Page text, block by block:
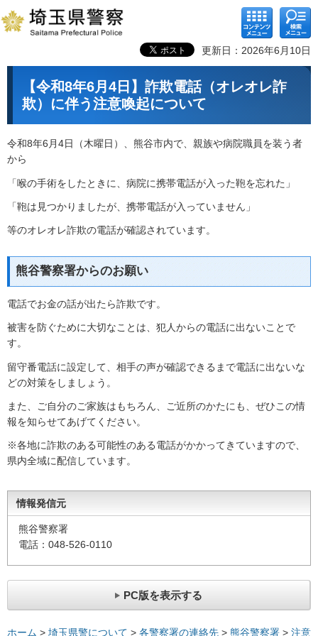
コンテ
ンツメ
ニュー
検索メ
ニュー
更新日：2026年6月10日
【令和8年6月4日】詐欺電話（オレオレ詐
欺）に伴う注意喚起について
令和8年6月4日（木曜日）、熊谷市内で、親族や病院職員を装う者
から
「喉の手術をしたときに、病院に携帯電話が入った鞄を忘れた」
「鞄は見つかりましたが、携帯電話が入っていません」
等のオレオレ詐欺の電話が確認されています。
熊谷警察署からのお願い
電話でお金の話が出たら詐欺です。
被害を防ぐために大切なことは、犯人からの電話に出ないことで
す。
留守番電話に設定して、相手の声が確認できるまで電話に出ないな
どの対策をしましょう。
また、ご自分のご家族はもちろん、ご近所のかたにも、ぜひこの情
報を知らせてあげてください。
※各地に詐欺のある可能性のある電話がかかってきていますので、
県内全域に配信しています。
情報発信元
熊谷警察署
電話：048-526-0110
PC版を表示する
ホーム > 埼玉県警について > 各警察署の連絡先 > 熊谷警察署 > 注意